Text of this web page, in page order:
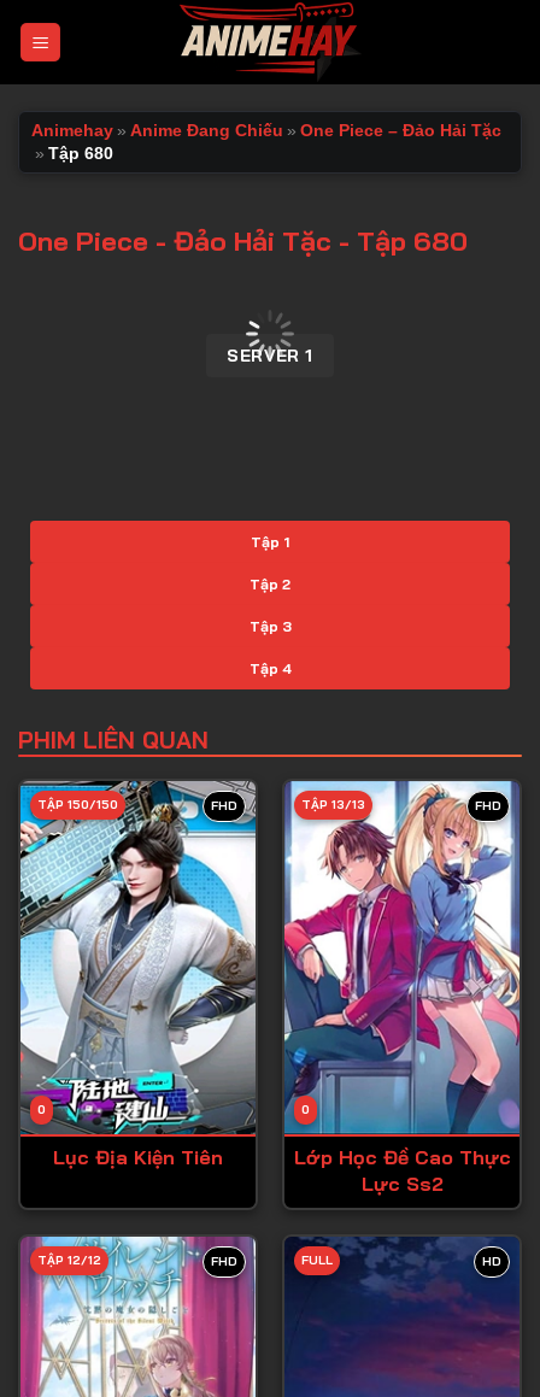
Animehay » Anime Đang Chiếu » One Piece – Đảo Hải Tặc
» Tập 680
One Piece - Đảo Hải Tặc - Tập 680
SERVER 1
Tập 1
Tập 2
Tập 3
Tập 4
Tập 6
Tập 7
Tập 8
Tập 9
Tập 10
Tập 11
Tập 12
Tập 13
Tập 14
Tập 15
Tập 17
Tập 18
Tập 20
Tập 21
PHIM LIÊN QUAN
FHD
0
TẬP 150/150
Lục Địa Kiện Tiên
FHD
0
TẬP 13/13
Lớp Học Đề Cao Thực
Lực Ss2
FHD
TẬP 12/12 HD
FULL